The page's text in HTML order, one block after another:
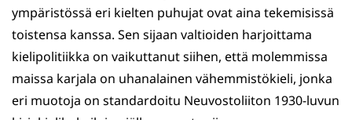
ympäristössä eri kielten puhujat ovat aina tekemisissä
toistensa kanssa. Sen sijaan valtioiden harjoittama
kielipolitiikka on vaikuttanut siihen, että molemmissa
maissa karjala on uhanalainen vähemmistökieli, jonka
eri muotoja on standardoitu Neuvostoliiton 1930-luvun